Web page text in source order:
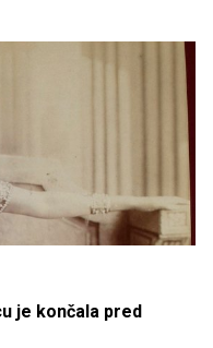
je končala pred